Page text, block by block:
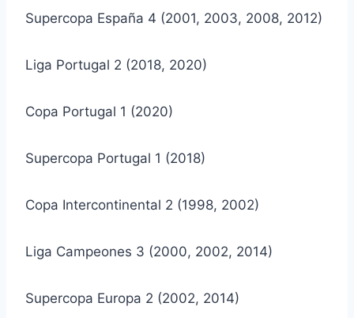
Supercopa España 4 (2001, 2003, 2008, 2012)
Liga Portugal 2 (2018, 2020)
Copa Portugal 1 (2020)
Supercopa Portugal 1 (2018)
Copa Intercontinental 2 (1998, 2002)
Liga Campeones 3 (2000, 2002, 2014)
Supercopa Europa 2 (2002, 2014)